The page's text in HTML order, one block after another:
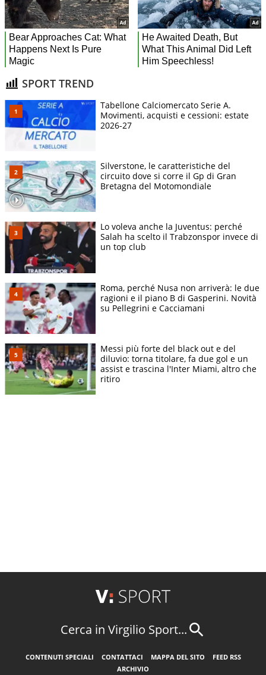
SPORT TREND
Tabellone Calciomercato Serie A.
Movimenti, acquisti e cessioni: estate
2026-27
Silverstone, le caratteristiche del
circuito dove si corre il Gp di Gran
Bretagna del Motomondiale
Lo voleva anche la Juventus: perché
Salah ha scelto il Trabzonspor invece di
un top club
Roma, perché Nusa non arriverà: le due
ragioni e il piano B di Gasperini. Novità
su Pellegrini e Cacciamani
Messi più forte del black out e del
diluvio: torna titolare, fa due gol e un
assist e trascina l'Inter Miami, altro che
ritiro
Cerca in Virgilio Sport...
CONTENUTI SPECIALI CONTATTACI MAPPA DEL SITO
FEED RSS
ARCHIVIO